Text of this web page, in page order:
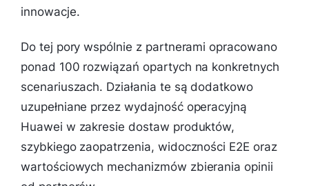
innowacje.
Do tej pory wspólnie z partnerami opracowano
ponad 100 rozwiązań opartych na konkretnych
scenariuszach. Działania te są dodatkowo
uzupełniane przez wydajność operacyjną
Huawei w zakresie dostaw produktów,
szybkiego zaopatrzenia, widoczności E2E oraz
wartościowych mechanizmów zbierania opinii